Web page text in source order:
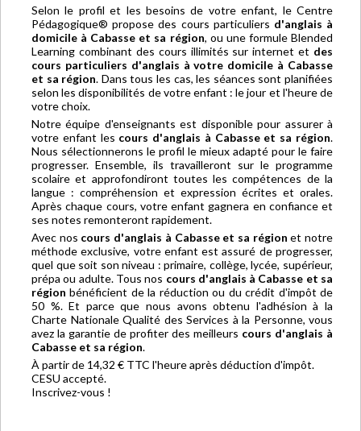
Selon le profil et les besoins de votre enfant, le Centre
Pédagogique® propose des cours particuliers d'anglais à
domicile à Cabasse et sa région, ou une formule Blended
Learning combinant des cours illimités sur internet et des
cours particuliers d'anglais à votre domicile à Cabasse
et sa région. Dans tous les cas, les séances sont planifiées
selon les disponibilités de votre enfant : le jour et l'heure de
votre choix.
Notre équipe d'enseignants est disponible pour assurer à
votre enfant les cours d'anglais à Cabasse et sa région.
Nous sélectionnerons le profil le mieux adapté pour le faire
progresser. Ensemble, ils travailleront sur le programme
scolaire et approfondiront toutes les compétences de la
langue : compréhension et expression écrites et orales.
Après chaque cours, votre enfant gagnera en confiance et
ses notes remonteront rapidement.
Avec nos cours d'anglais à Cabasse et sa région et notre
méthode exclusive, votre enfant est assuré de progresser,
quel que soit son niveau : primaire, collège, lycée, supérieur,
prépa ou adulte. Tous nos cours d'anglais à Cabasse et sa
région bénéficient de la réduction ou du crédit d'impôt de
50 %. Et parce que nous avons obtenu l'adhésion à la
Charte Nationale Qualité des Services à la Personne, vous
avez la garantie de profiter des meilleurs cours d'anglais à
Cabasse et sa région.
À partir de 14,32 € TTC l'heure après déduction d'impôt.
CESU accepté.
Inscrivez-vous !